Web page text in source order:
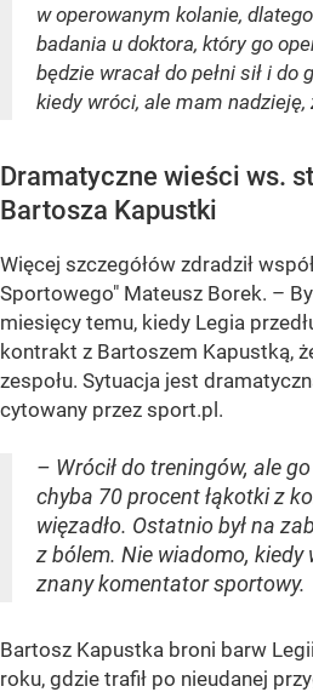
w operowanym kolanie,
badania u doktora, który go
będzie wracał do pełni sił i do
kiedy wróci, ale mam nadzieję,
Dramatyczne wieści ws.
Bartosza Kapustki
Więcej szczegółów zdradził
Sportowego" Mateusz Borek. –
miesięcy temu, kiedy Legia
kontrakt z Bartoszem Kapustką,
zespołu. Sytuacja jest
cytowany przez sport.pl.
– Wrócił do treningów, ale
chyba 70 procent łąkotki z
więzadło. Ostatnio był na
z bólem. Nie wiadomo, kiedy
znany komentator sportowy.
Bartosz Kapustka broni barw
roku, gdzie trafił po nieudanej